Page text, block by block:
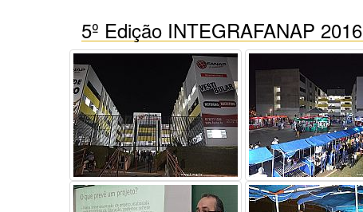
5º Edição INTEGRAFANAP 2016